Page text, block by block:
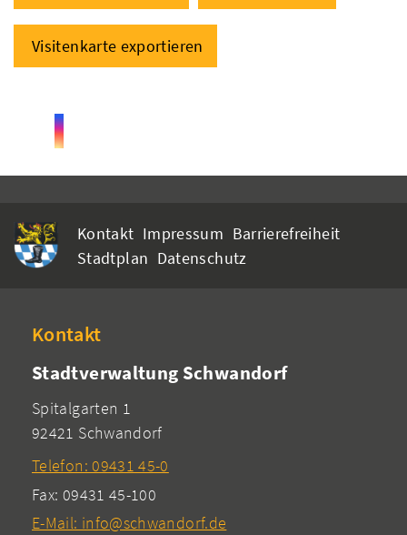
Visitenkarte exportieren
Kontakt Impressum Barrierefreiheit
Stadtplan Datenschutz
Kontakt
Stadtverwaltung Schwandorf
Spitalgarten 1
92421 Schwandorf
Telefon: 09431 45-0
Fax: 09431 45-100
E-Mail: info@schwandorf.de